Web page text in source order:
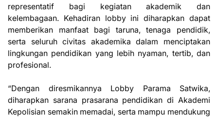
representatif bagi kegiatan akademik dan
kelembagaan. Kehadiran lobby ini diharapkan dapat
memberikan manfaat bagi taruna, tenaga pendidik,
serta seluruh civitas akademika dalam menciptakan
lingkungan pendidikan yang lebih nyaman, tertib, dan
profesional.
“Dengan diresmikannya Lobby Parama Satwika,
diharapkan sarana prasarana pendidikan di Akademi
Kepolisian semakin memadai, serta mampu mendukung